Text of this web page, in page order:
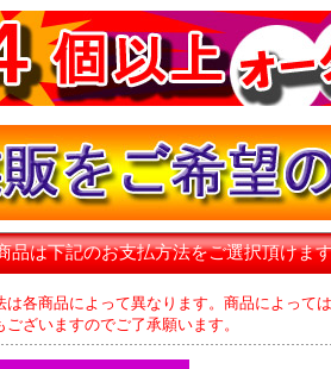
品は下記のお支払方法をご選択頂けま
各商品によって異なります。商品によって
いますのでご了承願います。